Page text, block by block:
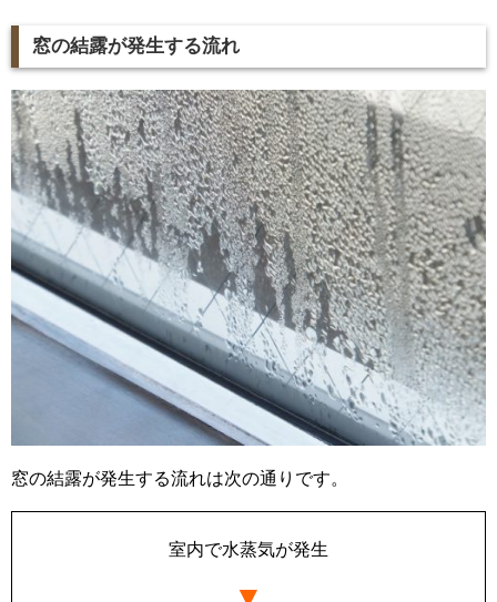
窓の結露が発生する流れ
窓の結露が発生する流れは次の通りです。
室内で水蒸気が発生